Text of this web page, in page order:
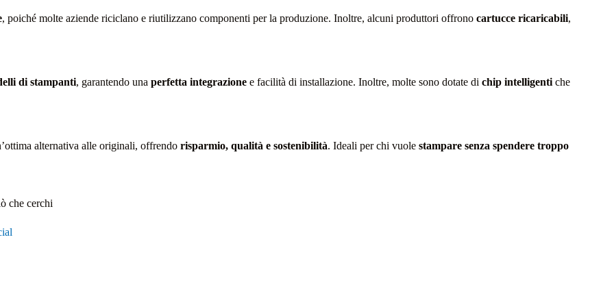
, poiché molte aziende riciclano e riutilizzano componenti per la produzione. Inoltre, alcuni produttori offrono cartucce ricaricabili,
di stampanti, garantendo una perfetta integrazione e facilità di installazione. Inoltre, molte sono dotate di chip intelligenti che
alternativa alle originali, offrendo risparmio, qualità e sostenibilità. Ideali per chi vuole stampare senza spendere troppo
che cerchi